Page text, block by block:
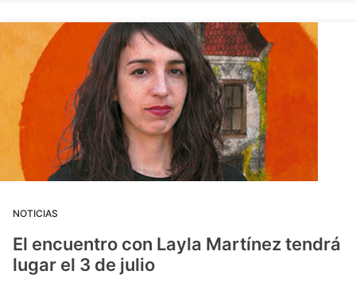
NOTICIAS
El encuentro con Layla Martínez tendrá
lugar el 3 de julio